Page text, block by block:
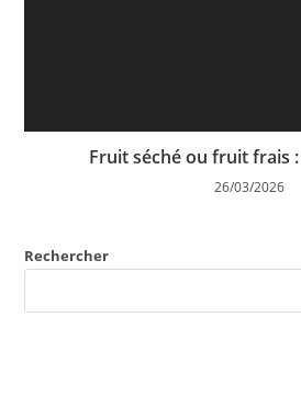
Fruit séché ou fruit frais :
26/03/2026
Rechercher